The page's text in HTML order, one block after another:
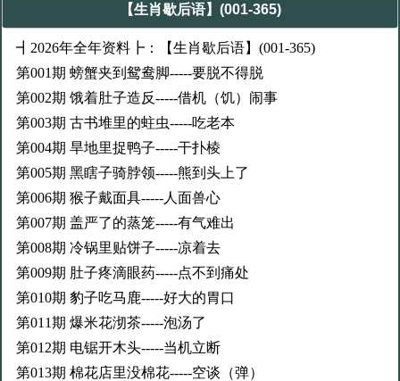
【生肖歇后语】(001-365)
┫2026年全年资料┣：【生肖歇后语】(001-365)
第001期 螃蟹夹到鸳鸯脚-----要脱不得脱
第002期 饿着肚子造反-----借机（饥）闹事
第003期 古书堆里的蛀虫-----吃老本
第004期 旱地里捉鸭子-----干扑棱
第005期 黑瞎子骑脖领-----熊到头上了
第006期 猴子戴面具-----人面兽心
第007期 盖严了的蒸笼-----有气难出
第008期 冷锅里贴饼子-----凉着去
第009期 肚子疼滴眼药-----点不到痛处
第010期 豹子吃马鹿-----好大的胃口
第011期 爆米花沏茶-----泡汤了
第012期 电锯开木头-----当机立断
第013期 棉花店里没棉花-----空谈（弹）